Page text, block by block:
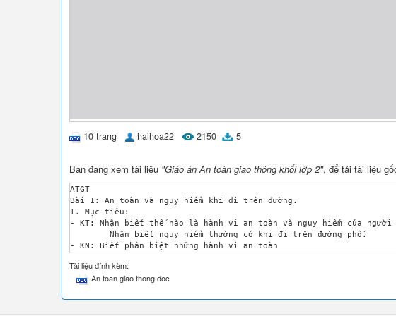
10 trang haihoa22 2150 5
Bạn đang xem tài liệu "Giáo án An toàn giao thông khối lớp 2", để tải tài liệu
ATGT
Bài 1: An toàn và nguy hiểm khi đi trên đường.
I. Mục tiêu:
- KT: Nhận biết thế nào là hành vi an toàn và nguy hiểm của
- KN: Biết phân biệt những hành vi an toàn
	Biết cách đi trông ngõ, hẻm, vỉa hè.
- TĐ: Đi trên vỉa hè không đùa nghịch.
II. Nội dung an toàn:
- Trẻ em không được chạy chơi dưới lòng đường, không qua đường
III. Đồ dùng dạy học:
Tài liệu đính kèm:
An toan giao thong.doc